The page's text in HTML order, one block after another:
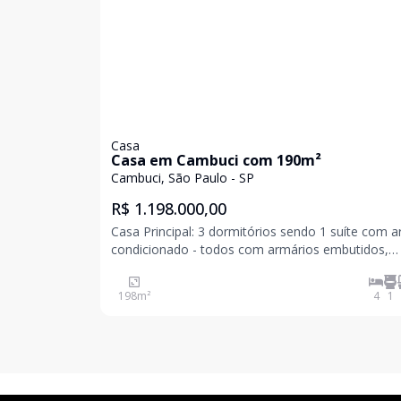
Casa
Casa em Cambuci com 190m²
Cambuci, São Paulo - SP
R$ 1.198.000,00
Casa Principal: 3 dormitórios sendo 1 suíte com
condicionado - todos com armários embutidos,
funcional com armários embutidos, lavanderia
área gourmet com churrasqueira, corredor lateral,
198m² 4 1